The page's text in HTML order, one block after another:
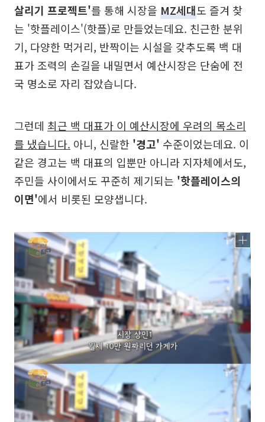
살리기 프로젝트'를 통해 시장을 MZ세대도 즐겨 찾
는 '핫플레이스'(핫플)로 만들었는데요. 친근한 분위
기, 다양한 먹거리, 반짝이는 시설을 갖추도록 백 대
표가 조력의 손길을 내밀면서 예산시장은 단숨에 전
국 명소로 자리 잡았습니다.
그런데 최근 백 대표가 이 예산시장에 우려의 목소리
를 냈습니다. 아니, 신랄한 '경고' 수준이었는데요. 이
같은 경고는 백 대표의 입뿐만 아니라 지자체에서도,
주민들 사이에서도 꾸준히 제기되는 '핫플레이스의
이면'에서 비롯된 모양샙니다.